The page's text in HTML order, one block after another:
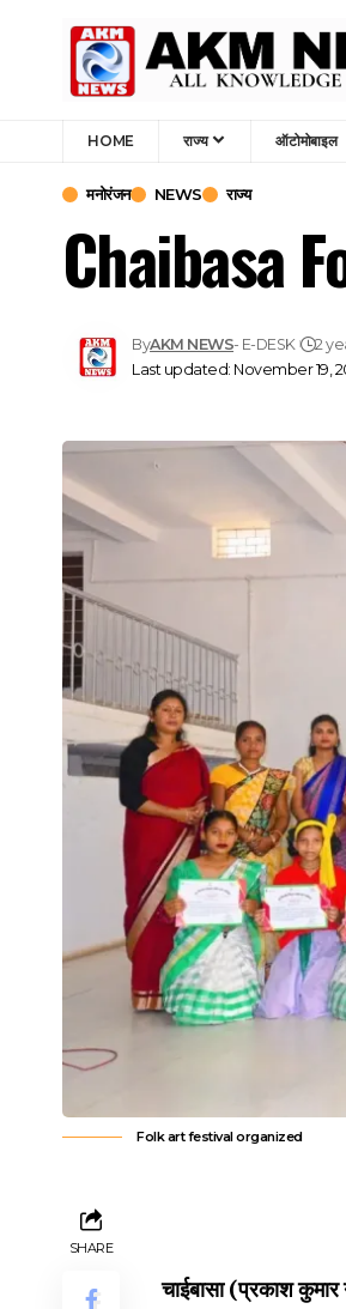
HOME राज्य ऑटोमोबाइल
मनोरंजन NEWS राज्य
Chaibasa
Last updated: November 19,
ByAKM NEWS- E-DESK 2
Folk art festival organized
SHARE
चाईबासा (प्रकाश कुमार